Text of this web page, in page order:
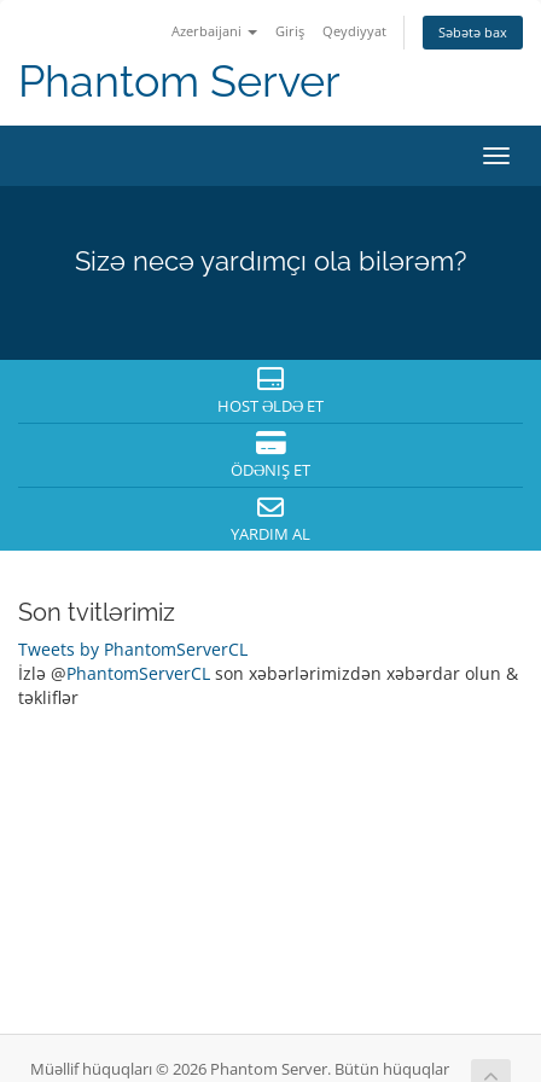
Azerbaijani Giriş Qeydiyyat Səbətə bax
Phantom Server
Sizə necə yardımçı ola bilərəm?
HOST ƏLDƏ ET
ÖDƏNIŞ ET
YARDIM AL
Son tvitlərimiz
Tweets by PhantomServerCL
İzlə @PhantomServerCL son xəbərlərimizdən xəbərdar olun &
təkliflər
Müəllif hüquqları © 2026 Phantom Server. Bütün hüquqlar